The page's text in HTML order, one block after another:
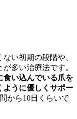
い初期の段階や、
多い治療法です。
食い込んでいる爪を
ように優しくサポー
から10日くらいで